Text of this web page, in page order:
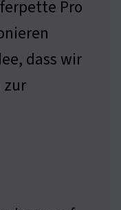
Pro
dass wir
zur